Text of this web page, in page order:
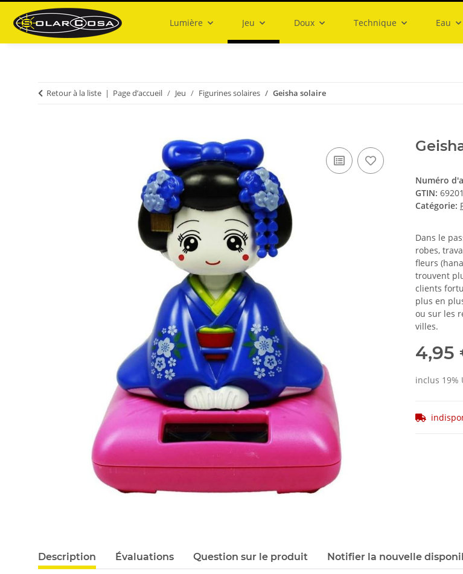
Lumière Jeu Doux Technique Eau
Retour à la liste Page d’accueil Jeu Figurines solaires Geisha solaire
Numéro
GTIN:
Catégorie:
Dans le
robes,
fleurs
trouvent
clients
plus en
ou sur les
villes.
4,95
inclus 19%
Description Évaluations Question sur le produit Notifier la nouvelle